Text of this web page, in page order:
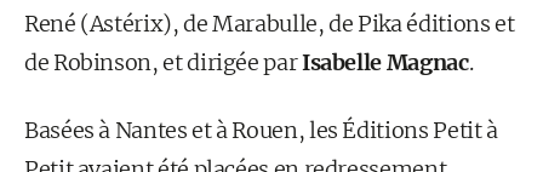
René (Astérix), de Marabulle, de Pika éditions et
de Robinson, et dirigée parIsabelle Magnac.
Basées à Nantes et à Rouen, les Éditions Petit à